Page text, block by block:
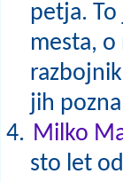
petja.
mesta,
jih
Milko
sto let